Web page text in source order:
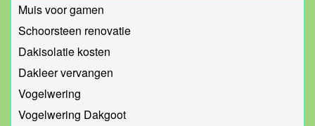
Muis voor gamen
Schoorsteen renovatie
Dakisolatie kosten
Dakleer vervangen
Vogelwering
Vogelwering Dakgoot